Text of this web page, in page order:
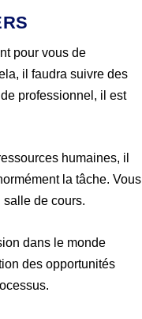
pour vous de
il faudra suivre des
professionnel, il est
humaines, il
la tâche. Vous
salle de cours.
dans le monde
des opportunités